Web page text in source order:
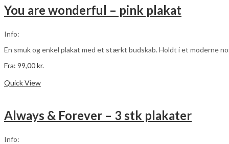
Mulighederne
varesiden
You are wonderful – pink plakat
Info:
En smuk og enkel plakat med et stærkt budskab. Holdt i et moderne
Fra: 99,00kr.
Mulighederne
Quick View
Always & Forever – 3 stk plakater
Info: